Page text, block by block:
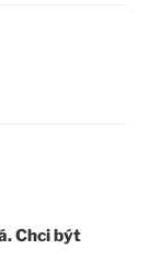
Chci být